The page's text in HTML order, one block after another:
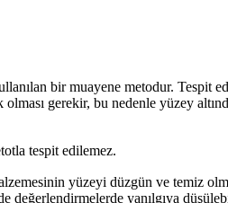
bir muayene metodur. Tespit
gerekir, bu nedenle yüzey
tespit edilemez.
yüzeyi düzgün ve temiz
değerlendirmelerde yanılgıya